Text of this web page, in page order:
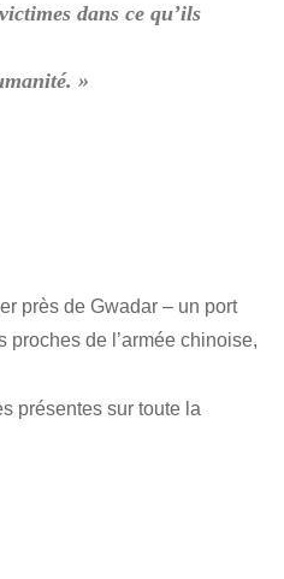
dans ce qu’ils
»
près de Gwadar – un port
proches de l’armée chinoise,
présentes sur toute la